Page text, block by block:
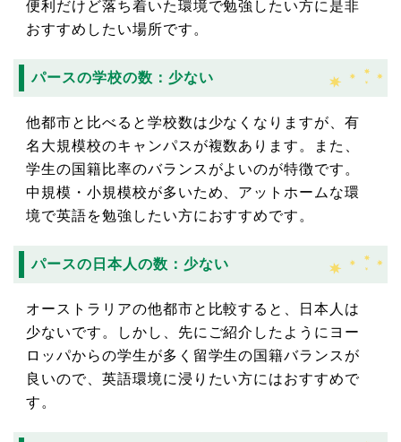
便利だけど落ち着いた環境で勉強したい方に是非
おすすめしたい場所です。
パースの学校の数：少ない
他都市と比べると学校数は少なくなりますが、有
名大規模校のキャンパスが複数あります。また、
学生の国籍比率のバランスがよいのが特徴です。
中規模・小規模校が多いため、アットホームな環
境で英語を勉強したい方におすすめです。
パースの日本人の数：少ない
オーストラリアの他都市と比較すると、日本人は
少ないです。しかし、先にご紹介したようにヨー
ロッパからの学生が多く留学生の国籍バランスが
良いので、英語環境に浸りたい方にはおすすめで
す。